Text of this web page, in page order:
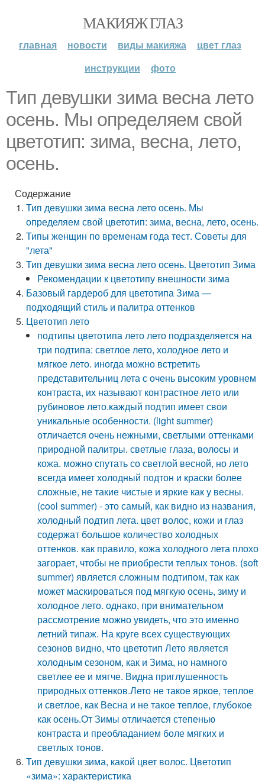
МАКИЯЖ ГЛАЗ
главная новости виды макияжа
цвет глаз
инструкции
фото
Тип девушки зима весна лето
осень. Мы определяем свой
цветотип: зима, весна, лето,
осень.
Содержание
Тип девушки зима весна лето осень. Мы
определяем свой цветотип: зима, весна, лето, осень.
Типы женщин по временам года тест. Советы для
"лета"
Тип девушки зима весна лето осень. Цветотип Зима
Рекомендации к цветотипу внешности зима
Базовый гардероб для цветотипа Зима —
подходящий стиль и палитра оттенков
Цветотип лето
подтипы цветотипа лето лето подразделяется на
три подтипа: светлое лето, холодное лето и
мягкое лето. иногда можно встретить
представительниц лета с очень высоким уровнем
контраста, их называют контрастное лето или
рубиновое лето.каждый подтип имеет свои
уникальные особенности. (light summer)
отличается очень нежными, светлыми оттенками
природной палитры. светлые глаза, волосы и
кожа. можно спутать со светлой весной, но лето
всегда имеет холодный подтон и краски более
сложные, не такие чистые и яркие как у весны.
(cool summer) - это самый, как видно из названия,
холодный подтип лета. цвет волос, кожи и глаз
содержат большое количество холодных
оттенков. как правило, кожа холодного лета плохо
загорает, чтобы не приобрести теплых тонов. (soft
summer) является сложным подтипом, так как
может маскироваться под мягкую осень, зиму и
холодное лето. однако, при внимательном
рассмотрение можно увидеть, что это именно
летний типаж. На круге всех существующих
сезонов видно, что цветотип Лето является
холодным сезоном, как и Зима, но намного
светлее ее и мягче. Видна приглушенность
природных оттенков.Лето не такое яркое, теплое
и светлое, как Весна и не такое теплое, глубокое
как осень.От Зимы отличается степенью
контраста и преобладанием боле мягких и
светлых тонов.
Тип девушки зима, какой цвет волос. Цветотип
«зима»: характеристика